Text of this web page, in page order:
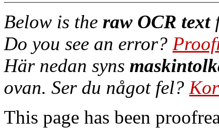
Below is the raw OCR text
Do you see an error?
Här nedan syns
ovan. Ser du något fel?
This page has been